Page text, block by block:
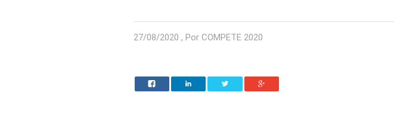
27/08/2020 , Por COMPETE 2020